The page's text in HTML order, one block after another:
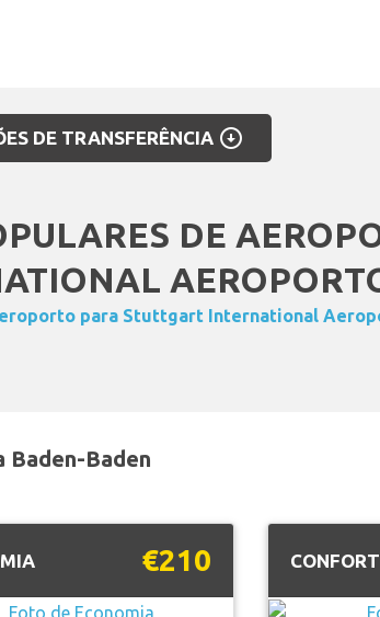
DE TRANSFERÊNCIA arrow_circle_down
DE
para Stuttgart International
Baden
€210